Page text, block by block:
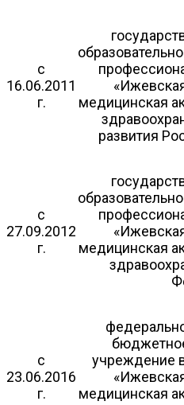
с
16.06.2011
г.
медицинская
развития
с
27.09.2012
г.
медицинская
с
23.06.2016
г.
учреждение
медицинская